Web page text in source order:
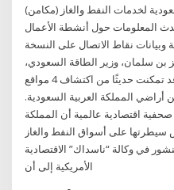
لخدمات النفط والغاز (مكامن)
المعلومات حول أنشطة الأعمال
وبيانات نقاط الاتصال على النسخة
بن سلمان، وزير الطاقة السعودي،
معلنًا أن شركة “أرامكو” للنفط قد تمكنت حديثًا من اكتشاف 4 مواقع
أراضي المملكة العربية السعودية.
اقتصادية عالمية أن المملكة
سيطرتها على أسواق النفط والغاز
في وكالة “ناسداك” الاقتصادية
الأمريكية إلى أن